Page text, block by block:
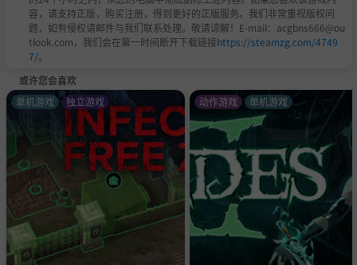
容，请支持正版，购买注册，得到更好的正版服务。我们非常重视版权问
题，如有侵权请邮件与我们联系处理。敬请谅解！E-mail：acgbns666@ou
tlook.com，我们会在第一时间断开下载链接https://steamzg.com/4749
7/。
或许您会喜欢
单机游戏 独立游戏 动作游戏 单机游戏